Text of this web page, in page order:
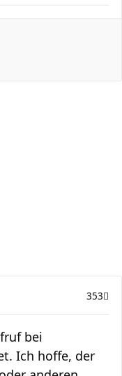
353
bei
Ich hoffe, der